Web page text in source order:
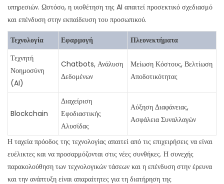
υπηρεσιών. Ωστόσο, η υιοθέτηση της AI απαιτεί προσεκτικό σχεδιασμό
και επένδυση στην εκπαίδευση του προσωπικού.
Τεχνολογία Εφαρμογή
Πλεονεκτήματα
Τεχνητή
Νοημοσύνη
(AI)
Chatbots, Ανάλυση
Δεδομένων
Μείωση Κόστους, Βελτίωση
Αποδοτικότητας
Blockchain
Διαχείριση
Εφοδιαστικής
Αλυσίδας
Αύξηση Διαφάνειας,
Ασφάλεια Συναλλαγών
Η ταχεία πρόοδος της τεχνολογίας απαιτεί από τις επιχειρήσεις να είναι
ευέλικτες και να προσαρμόζονται στις νέες συνθήκες. Η συνεχής
παρακολούθηση των τεχνολογικών τάσεων και η επένδυση στην έρευνα
και την ανάπτυξη είναι απαραίτητες για τη διατήρηση της